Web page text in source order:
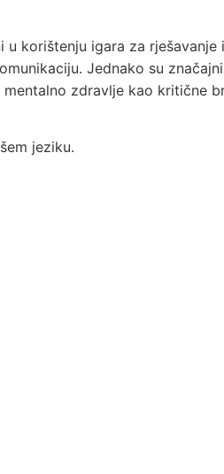
korištenju igara za rješavanje
Jednako su
zdravlje kao kritične
jeziku.